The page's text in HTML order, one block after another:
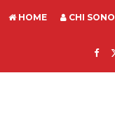
HOME CHI SONO